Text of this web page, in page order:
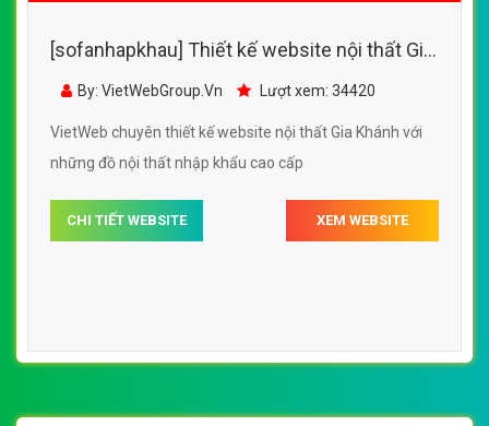
[sofanhapkhau] Thiết kế website nội thất Gia
Khánh đẹp, chuyên nghiệp chuẩn SEO
By: VietWebGroup.Vn Lượt xem: 34420
VietWeb chuyên thiết kế website nội thất Gia Khánh với
những đồ nội thất nhập khẩu cao cấp
CHI TIẾT WEBSITE XEM WEBSITE